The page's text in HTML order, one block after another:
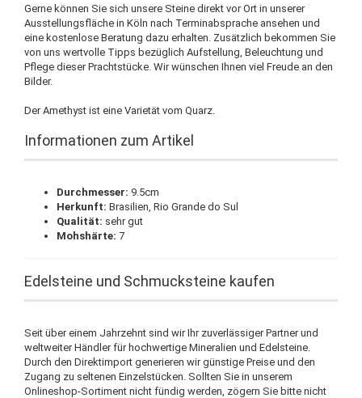
Gerne können Sie sich unsere Steine direkt vor Ort in unserer
Ausstellungsfläche in Köln nach Terminabsprache ansehen und
eine kostenlose Beratung dazu erhalten. Zusätzlich bekommen Sie
von uns wertvolle Tipps bezüglich Aufstellung, Beleuchtung und
Pflege dieser Prachtstücke. Wir wünschen Ihnen viel Freude an den
Bilder.
Der Amethyst ist eine Varietät vom Quarz.
Informationen zum Artikel
Durchmesser: 9.5cm
Herkunft: Brasilien, Rio Grande do Sul
Qualität: sehr gut
Mohshärte: 7
Edelsteine und Schmucksteine kaufen
Seit über einem Jahrzehnt sind wir Ihr zuverlässiger Partner und
weltweiter Händler für hochwertige Mineralien und Edelsteine.
Durch den Direktimport generieren wir günstige Preise und den
Zugang zu seltenen Einzelstücken. Sollten Sie in unserem
Onlineshop-Sortiment nicht fündig werden, zögern Sie bitte nicht